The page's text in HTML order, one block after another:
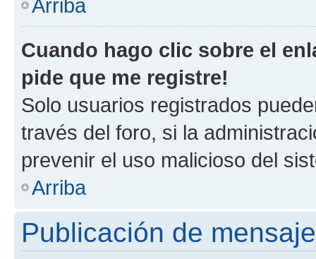
Arriba
Cuando hago clic sobre el
pide que me registre!
Solo usuarios registrados
través del foro, si la
prevenir el uso malicioso del
Arriba
Publicación de